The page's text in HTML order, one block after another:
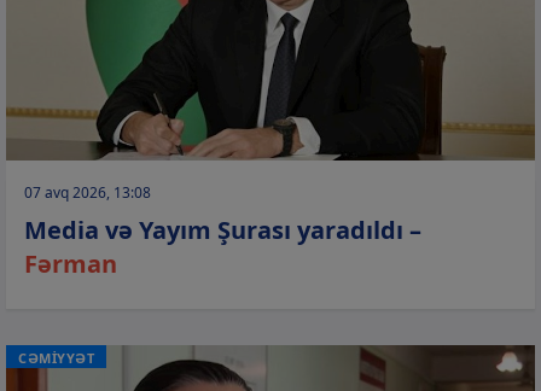
07 avq 2026, 13:08
Media və Yayım Şurası yaradıldı –
Fərman
CƏMİYYƏT